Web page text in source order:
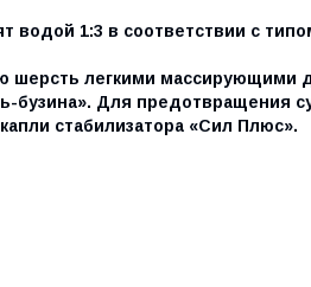
водой 1:3 в соответствии с
шерсть легкими массирующими
бузина». Для предотвращения
стабилизатора «Сил Плюс».